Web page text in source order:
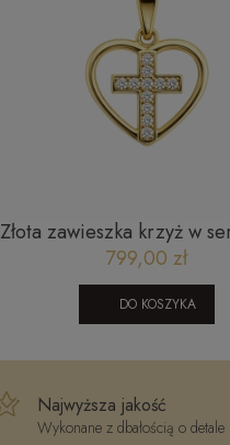
Złota zawieszka krzyż w
23052023122C2
799,00 zł
DO KOSZYKA
Najwyższa jakość
Wykonane z dbałością o detale